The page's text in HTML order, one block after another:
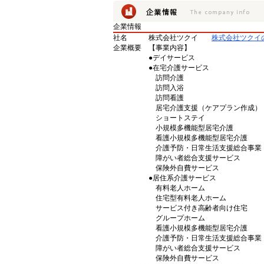
企業情報
社名
株式会社ツクイ
株式会社ツクイ
企業概要
【事業内容】
●デイサービス
●在宅介護サービス
訪問介護
訪問入浴
訪問看護
居宅介護支援（ケアプラン作成）
ショートステイ
小規模多機能型居宅介護
看護小規模多機能型居宅介護
介護予防・日常生活支援総合事業
障がい者総合支援サービス
保険外自費サービス
●居住系介護サービス
有料老人ホーム
住宅型有料老人ホーム
サービス付き高齢者向け住宅
グループホーム
看護小規模多機能型居宅介護
介護予防・日常生活支援総合事業
障がい者総合支援サービス
保険外自費サービス